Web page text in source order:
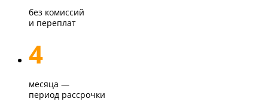
без комиссий
и переплат
4
месяца —
период рассрочки